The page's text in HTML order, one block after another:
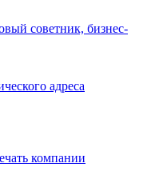
советник, бизнес-
адреса
компании